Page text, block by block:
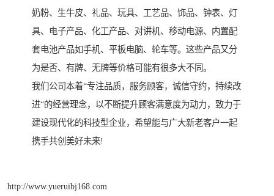
奶粉、生牛皮、礼品、玩具、工艺品、饰品、钟表、灯
具、电子产品、化工产品、对讲机、移动电源、内置配
套电池产品如手机、平板电脑、轮车等。这些产品又分
为是否、有牌、无牌等价格可能有很多大不同。
我们公司本着“专注品质，服务顾客，诚信守约，持续改
进“的经营理念，以不断提升顾客满意度为动力，致力于
建设现代化的科技型企业，希望能与广大新老客户一起
携手共创美好未来!
http://www.yueruibj168.com